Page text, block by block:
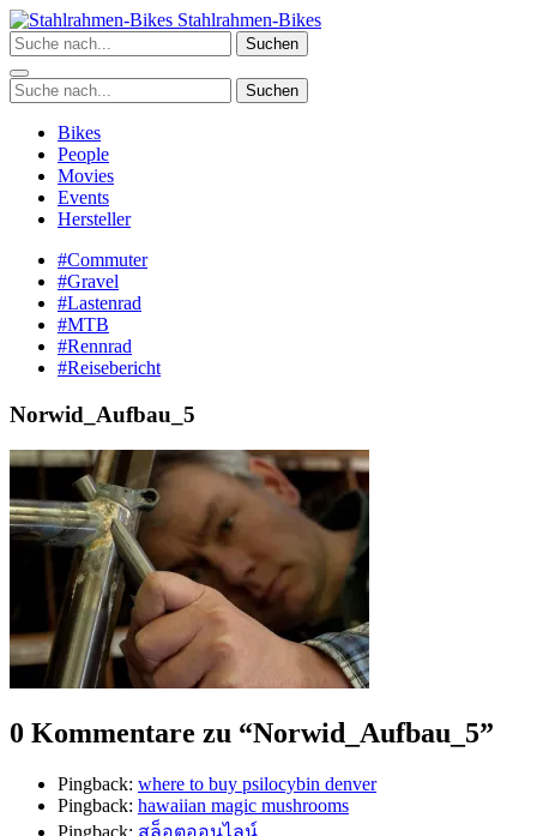
Zum
Inhalt
springen
Stahlrahmen-Bikes
Suchen
Suchen
Bikes
People
Movies
Events
Hersteller
#Commuter
#Gravel
#Lastenrad
#MTB
#Rennrad
#Reisebericht
Norwid_Aufbau_5
0 Kommentare zu “Norwid_Aufbau_5”
Pingback: where to buy psilocybin denver​
Pingback: hawaiian magic mushrooms